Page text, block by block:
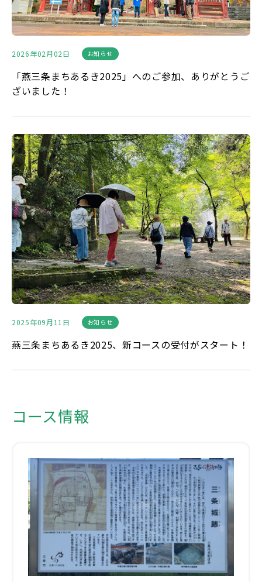
2026年02月02日 お知らせ
「燕三条まちあるき2025」へのご参加、ありがとうご
ざいました！
2025年09月11日 お知らせ
燕三条まちあるき2025、新コースの受付がスタート！
コース情報